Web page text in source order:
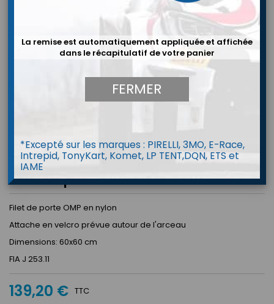
Filet de porte OMP
Filet de porte OMP en nylon
Attache en velcro prévue autour de l'arceau
Dimensions: 60x60 cm
FIA J 253.11
139,20 € TTC
La remise est automatiquement appliquée et affichée
dans le récapitulatif de votre panier
FERMER
*Excepté sur les marques : PIRELLI, 3MO, E-Race,
Intrepid, TonyKart, Komet, LP TENT,DQN, ETS et
IAME